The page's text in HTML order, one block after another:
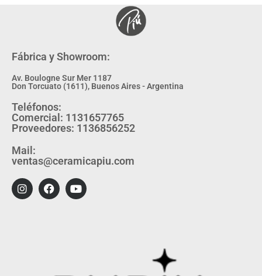
Fábrica y Showroom:
Av. Boulogne Sur Mer 1187
Don Torcuato (1611), Buenos Aires - Argentina
Teléfonos:
Comercial: 1131657765
Proveedores: 1136856252
Mail:
ventas@ceramicapiu.com